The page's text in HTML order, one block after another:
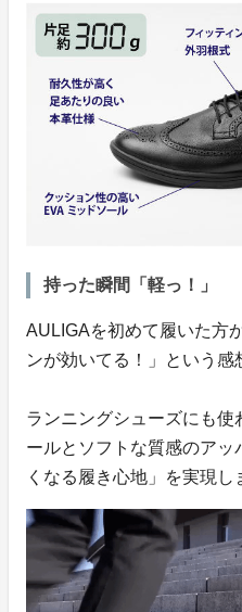
持った瞬間「軽っ！」
AULIGAを初めて履いた方
ンが効いてる！」という感
ランニングシューズにも使
ールとソフトな質感のアッ
くなる履き心地」を実現し